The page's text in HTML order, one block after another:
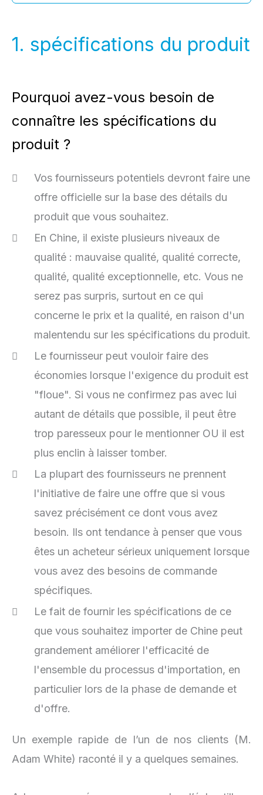
1. spécifications du produit
Pourquoi avez-vous besoin de
connaître les spécifications du
produit ?
Vos fournisseurs potentiels devront faire une
offre officielle sur la base des détails du
produit que vous souhaitez.
En Chine, il existe plusieurs niveaux de
qualité : mauvaise qualité, qualité correcte,
qualité, qualité exceptionnelle, etc. Vous ne
serez pas surpris, surtout en ce qui
concerne le prix et la qualité, en raison d'un
malentendu sur les spécifications du produit.
Le fournisseur peut vouloir faire des
économies lorsque l'exigence du produit est
"floue". Si vous ne confirmez pas avec lui
autant de détails que possible, il peut être
trop paresseux pour le mentionner OU il est
plus enclin à laisser tomber.
La plupart des fournisseurs ne prennent
l'initiative de faire une offre que si vous
savez précisément ce dont vous avez
besoin. Ils ont tendance à penser que vous
êtes un acheteur sérieux uniquement lorsque
vous avez des besoins de commande
spécifiques.
Le fait de fournir les spécifications de ce
que vous souhaitez importer de Chine peut
grandement améliorer l'efficacité de
l'ensemble du processus d'importation, en
particulier lors de la phase de demande et
d'offre.
Un exemple rapide de l’un de nos clients (M.
Adam White) raconté il y a quelques semaines.